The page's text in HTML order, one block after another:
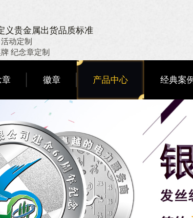
义贵金属出货品质标准
动定制
纪念章定制
章 徽章 产品中心 经典案例